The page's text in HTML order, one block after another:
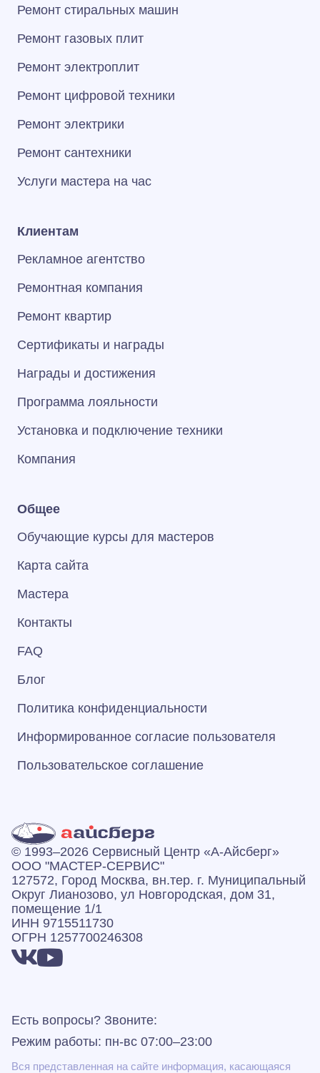
Ремонт стиральных машин
Ремонт газовых плит
Ремонт электроплит
Ремонт цифровой техники
Ремонт электрики
Ремонт сантехники
Услуги мастера на час
Клиентам
Рекламное агентство
Ремонтная компания
Ремонт квартир
Сертификаты и награды
Награды и достижения
Программа лояльности
Установка и подключение техники
Компания
Общее
Обучающие курсы для мастеров
Карта сайта
Мастера
Контакты
FAQ
Блог
Политика конфиденциальности
Информированное согласие пользователя
Пользовательское соглашение
© 1993–2026 Сервисный Центр «А‑Айсберг»
ООО "МАСТЕР-СЕРВИС"
127572, Город Москва, вн.тер. г. Муниципальный
Округ Лианозово, ул Новгородская, дом 31,
помещение 1/1
ИНН 9715511730
ОГРН 1257700246308
Есть вопросы? Звоните:
Режим работы: пн-вс 07:00–23:00
Вся представленная на сайте информация, касающаяся